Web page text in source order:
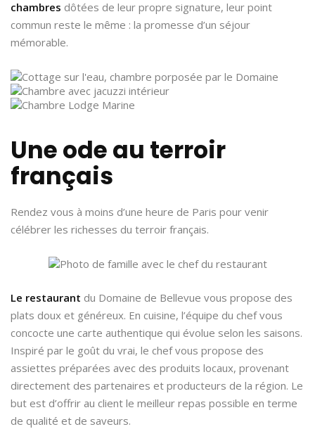
chambres dôtées de leur propre signature, leur point
commun reste le même : la promesse d’un séjour
mémorable.
Une ode au terroir
français
Rendez vous à moins d’une heure de Paris pour venir
célébrer les richesses du terroir français.
Le restaurant du Domaine de Bellevue vous propose des
plats doux et généreux. En cuisine, l’équipe du chef vous
concocte une carte authentique qui évolue selon les saisons.
Inspiré par le goût du vrai, le chef vous propose des
assiettes préparées avec des produits locaux, provenant
directement des partenaires et producteurs de la région. Le
but est d’offrir au client le meilleur repas possible en terme
de qualité et de saveurs.